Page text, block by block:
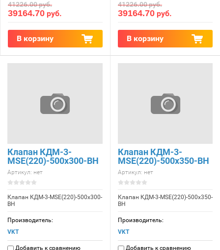
41226.00руб.
39164.70 руб.
В корзину
41226.00руб.
39164.70 руб.
В корзину
Клапан КДМ-3-
МSE(220)-500x300-ВН
Артикул: нет
Клапан КДМ-3-МSE(220)-500x300-
ВН
Производитель:
VKT
Добавить к сравнению
Клапан КДМ-3-
МSE(220)-500x350-ВН
Артикул: нет
Клапан КДМ-3-МSE(220)-500x350-
ВН
Производитель:
VKT
Добавить к сравнению